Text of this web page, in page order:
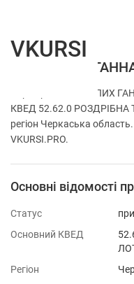
ФОП БЕЛИХ
Перевірка ФОП БЕЛИХ
КВЕД 52.62.0 РОЗДРІБНА
регіон Черкаська
VKURSI.PRO.
Основні відомості
Статус
Основний КВЕД
Регіон
VKURSI